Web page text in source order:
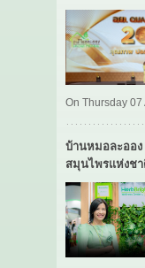
On Thursday 07
บ้านหมอละออง
สมุนไพรแห่งช